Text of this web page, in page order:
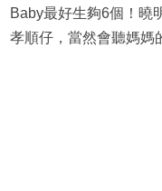
Baby最好生夠6個！曉
孝順仔，當然會聽媽媽